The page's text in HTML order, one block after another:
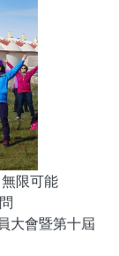
限可能
大會暨第十屆